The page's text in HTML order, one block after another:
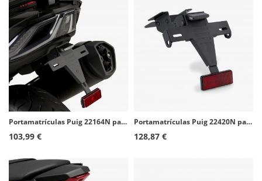
Portamatrículas Puig 22164N para Kymco AK550 Premium (24-26)
103,99 €
Portamatrículas Puig 22420N para Yamaha MT-07 (25-26)
128,87 €